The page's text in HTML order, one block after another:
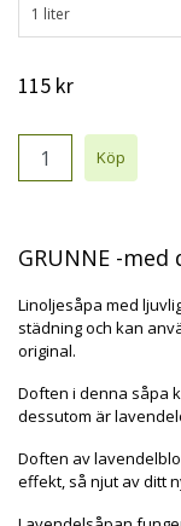
1 liter
115 kr
GRUNNE -
Linoljesåpa med
städning och kan
original.
Doften i denna såpa
dessutom är
Doften av
effekt, så njut av ditt